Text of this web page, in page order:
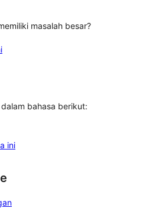
masalah besar?
bahasa berikut:
ini